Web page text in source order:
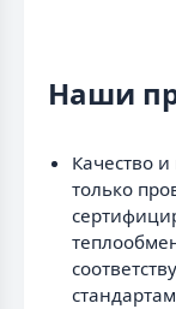
Наши
Качество
только